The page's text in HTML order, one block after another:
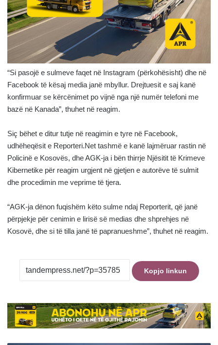
“Si pasojë e sulmeve faqet në Instagram (përkohësisht) dhe në
Facebook të kësaj media janë mbyllur. Drejtuesit e saj kanë
konfirmuar se kërcënimet po vijnë nga një numër telefoni me
bazë në Kanada”, thuhet në reagim.
Siç bëhet e ditur tutje në reagimin e tyre në Facebook,
udhëheqësit e Reporteri.Net tashmë e kanë lajmëruar rastin në
Policinë e Kosovës, dhe AGK-ja i bën thirrje Njësitit të Krimeve
Kibernetike për reagim urgjent në gjetjen e autorëve të sulmit
dhe procedimin me veprime të tjera.
“AGK-ja dënon fuqishëm këto sulme ndaj Reporterit, që janë
përpjekje për cenimin e lirisë së medias dhe shprehjes në
Kosovë, dhe si të tilla janë të papranueshme”, thuhet në reagim.
Kopjo linkun